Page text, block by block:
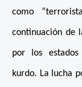
como
continuación de
por los
kurdo. La lucha